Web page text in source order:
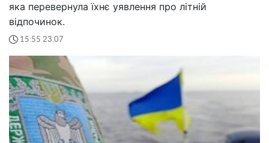
яка перевернула їхнє уявлення про літній
відпочинок.
15:55 23.07